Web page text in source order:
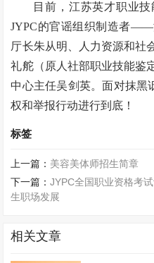
目前，江苏英才职业
JYPC的官谣组织制造者
厅长朱从明、人力资源和社
礼舵（原人社部职业技能鉴
中心主任吴剑英。面对抹黑
权和举报行动进行到底！
标签
上一篇： 美容美体师招生简章
下一篇：JYPC全国职业资格考
生职场发展
相关文章